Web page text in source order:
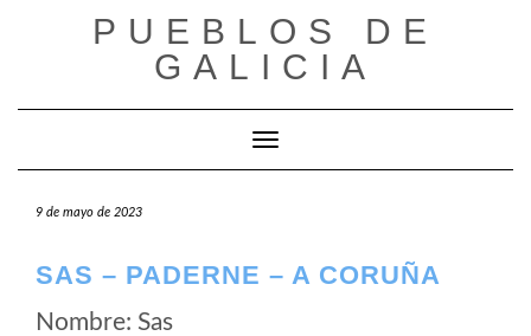
PUEBLOS DE
GALICIA
Cambiar modo de navegación
9 de mayo de 2023
SAS – PADERNE – A CORUÑA
Nombre: Sas